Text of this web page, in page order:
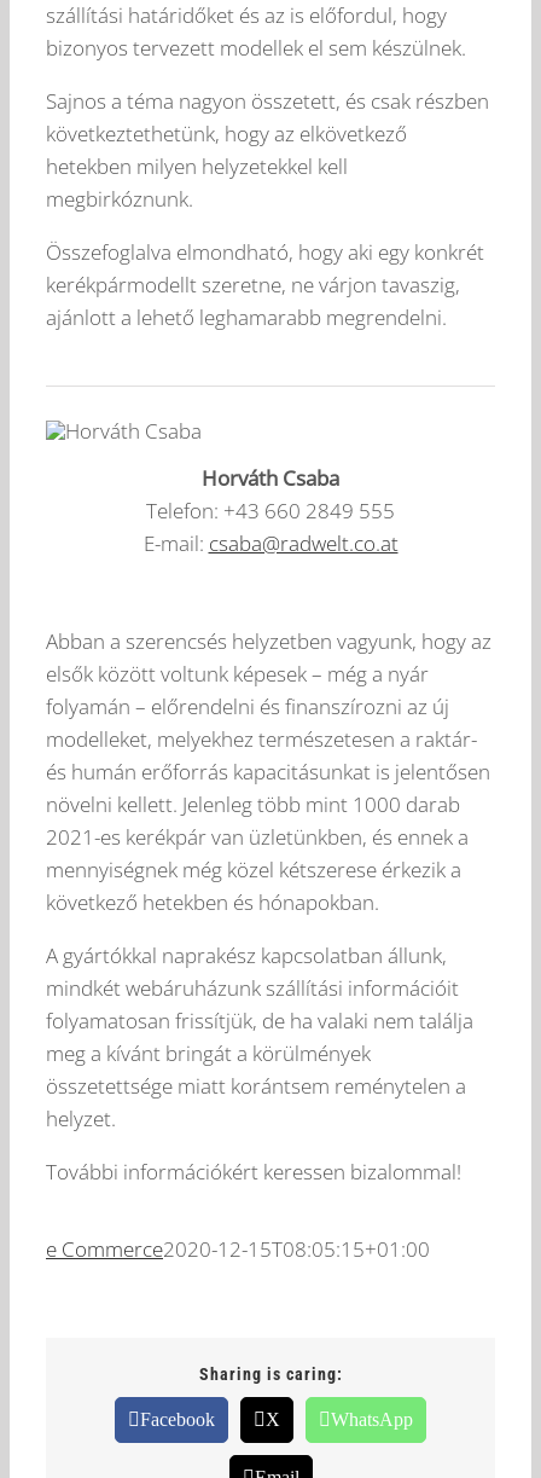
szállítási határidőket és az is előfordul, hogy
bizonyos tervezett modellek el sem készülnek.
Sajnos a téma nagyon összetett, és csak részben
következtethetünk, hogy az elkövetkező
hetekben milyen helyzetekkel kell
megbirkóznunk.
Összefoglalva elmondható, hogy aki egy konkrét
kerékpármodellt szeretne, ne várjon tavaszig,
ajánlott a lehető leghamarabb megrendelni.
Horváth Csaba
Telefon: +43 660 2849 555
E-mail: csaba@radwelt.co.at
Abban a szerencsés helyzetben vagyunk, hogy az
elsők között voltunk képesek – még a nyár
folyamán – előrendelni és finanszírozni az új
modelleket, melyekhez természetesen a raktár-
és humán erőforrás kapacitásunkat is jelentősen
növelni kellett. Jelenleg több mint 1000 darab
2021-es kerékpár van üzletünkben, és ennek a
mennyiségnek még közel kétszerese érkezik a
következő hetekben és hónapokban.
A gyártókkal naprakész kapcsolatban állunk,
mindkét webáruházunk szállítási információit
folyamatosan frissítjük, de ha valaki nem találja
meg a kívánt bringát a körülmények
összetettsége miatt korántsem reménytelen a
helyzet.
További információkért keressen bizalommal!
e Commerce2020-12-15T08:05:15+01:00
Sharing is caring:
Facebook X WhatsApp